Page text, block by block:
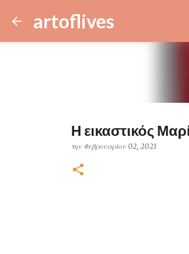
artoflives
Η εικαστικός
την Φεβρουαρίου 02, 2021